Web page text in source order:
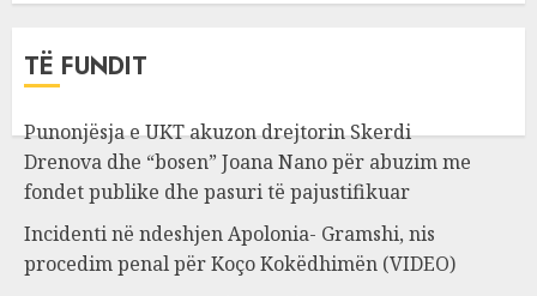
TË FUNDIT
Punonjësja e UKT akuzon drejtorin Skerdi
Drenova dhe “bosen” Joana Nano për abuzim me
fondet publike dhe pasuri të pajustifikuar
Incidenti në ndeshjen Apolonia- Gramshi, nis
procedim penal për Koço Kokëdhimën (VIDEO)